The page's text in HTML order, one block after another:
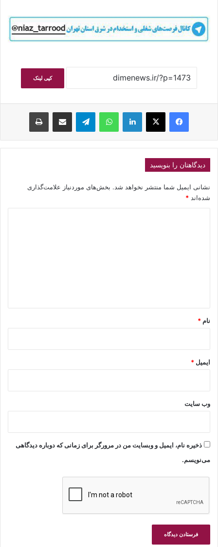
کپی لینک
فیسبوکایکس لینکداین واتس آپ تلگرام اشتراک گذاری با ایمیل چاپ
دیدگاهتان را بنویسید
نشانی ایمیل شما منتشر نخواهد شد. بخش‌های موردنیاز علامت‌گذاری
شده‌اند *
نام *
ایمیل *
وب‌ سایت
ذخیره نام، ایمیل و وبسایت من در مرورگر برای زمانی که دوباره دیدگاهی
می‌نویسم.